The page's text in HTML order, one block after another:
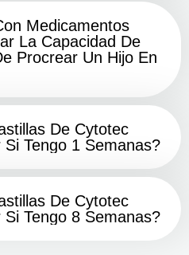
Medicamentos
La Capacidad De
Procrear Un Hijo En
De Cytotec
Si Tengo 1 Semanas?
De Cytotec
Si Tengo 8 Semanas?